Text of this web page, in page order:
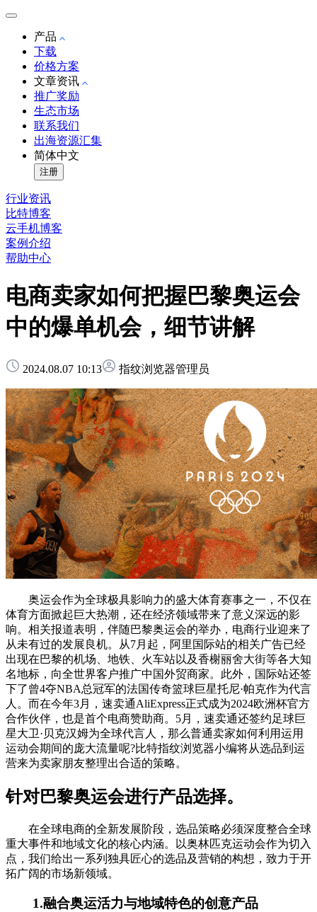
产品
下载
价格方案
文章资讯
推广奖励
生态市场
联系我们
出海资源汇集
简体中文
注册
行业资讯
比特博客
云手机博客
案例介绍
帮助中心
电商卖家如何把握巴黎奥运会
中的爆单机会，细节讲解
2024.08.07 10:13 指纹浏览器管理员
奥运会作为全球极具影响力的盛大体育赛事之一，不仅在
体育方面掀起巨大热潮，还在经济领域带来了意义深远的影
响。相关报道表明，伴随巴黎奥运会的举办，电商行业迎来了
从未有过的发展良机。从7月起，阿里国际站的相关广告已经
出现在巴黎的机场、地铁、火车站以及香榭丽舍大街等各大知
名地标，向全世界客户推广中国外贸商家。此外，国际站还签
下了曾4夺NBA总冠军的法国传奇篮球巨星托尼·帕克作为代言
人。而在今年3月，速卖通AliExpress正式成为2024欧洲杯官方
合作伙伴，也是首个电商赞助商。5月，速卖通还签约足球巨
星大卫·贝克汉姆为全球代言人，那么普通卖家如何利用运用
运动会期间的庞大流量呢?比特指纹浏览器小编将从选品到运
营来为卖家朋友整理出合适的策略。
针对巴黎奥运会进行产品选择。
在全球电商的全新发展阶段，选品策略必须深度整合全球
重大事件和地域文化的核心内涵。以奥林匹克运动会作为切入
点，我们给出一系列独具匠心的选品及营销的构想，致力于开
拓广阔的市场新领域。
1.融合奥运活力与地域特色的创意产品